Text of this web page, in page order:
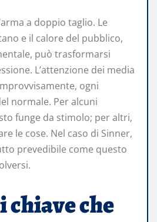
a doppio taglio. Le
e il calore del pubblico,
può trasformarsi
L’attenzione dei media
ogni
normale. Per alcuni
funge da stimolo; per altri,
le cose. Nel caso di Sinner,
prevedibile come questo
che